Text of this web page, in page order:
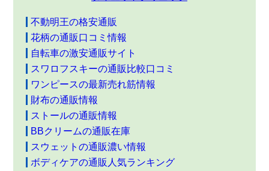
不動明王の格安通販
花柄の通販口コミ情報
自転車の激安通販サイト
スワロフスキーの通販比較口コミ
ワンピースの最新売れ筋情報
財布の通販情報
ストールの通販情報
BBクリームの通販在庫
スウェットの通販濃い情報
ボディケアの通販人気ランキング